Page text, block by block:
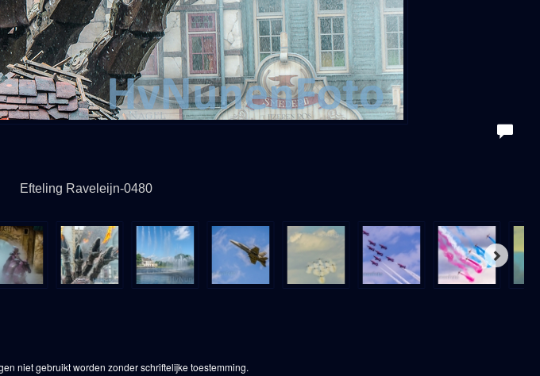
Efteling Raveleijn-0480
niet gebruikt worden zonder schriftelijke toestemming.